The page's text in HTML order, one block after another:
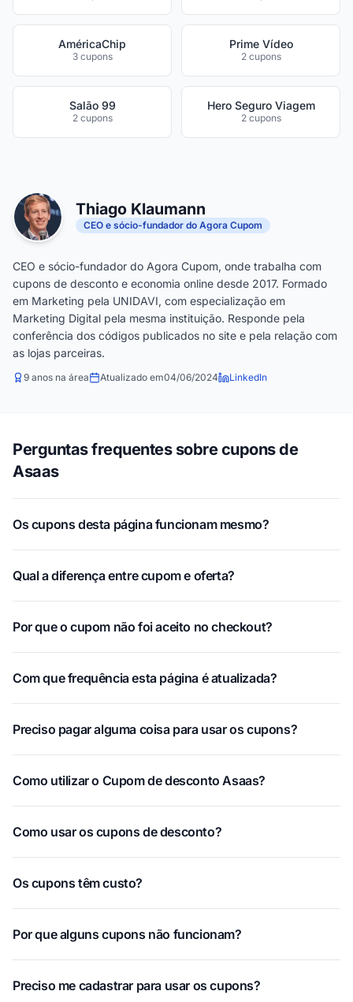
AméricaChip
3 cupons
Prime Vídeo
2 cupons
Salão 99
2 cupons
Hero Seguro Viagem
2 cupons
Thiago Klaumann
CEO e sócio-fundador do Agora Cupom
CEO e sócio-fundador do Agora Cupom, onde trabalha com
cupons de desconto e economia online desde 2017. Formado
em Marketing pela UNIDAVI, com especialização em
Marketing Digital pela mesma instituição. Responde pela
conferência dos códigos publicados no site e pela relação com
as lojas parceiras.
9 anos na área Atualizado em04/06/2024 LinkedIn
Perguntas frequentes sobre cupons de
Asaas
Os cupons desta página funcionam mesmo?
Qual a diferença entre cupom e oferta?
Por que o cupom não foi aceito no checkout?
Com que frequência esta página é atualizada?
Preciso pagar alguma coisa para usar os cupons?
Como utilizar o Cupom de desconto Asaas?
Como usar os cupons de desconto?
Os cupons têm custo?
Por que alguns cupons não funcionam?
Preciso me cadastrar para usar os cupons?